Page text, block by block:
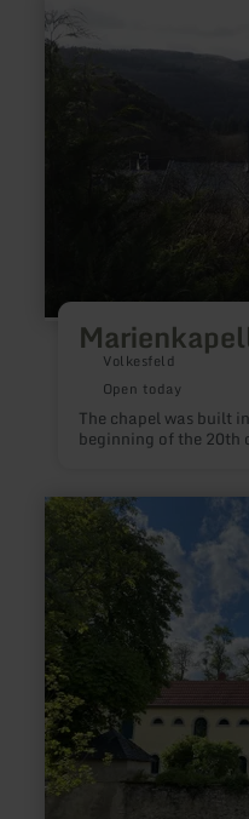
Volkesfeld
Open today
The chapel was built
beginning of the 20th
more
about:
Marienkapelle
learn
more
Ehemalige
Glashütte
Holsthum